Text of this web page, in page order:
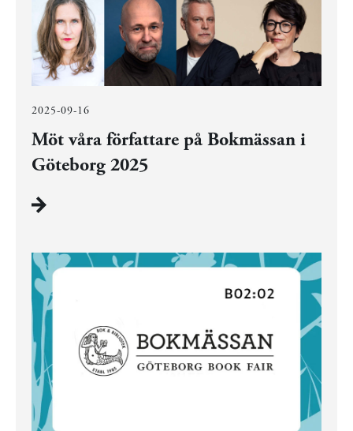
2025-09-16
Möt våra författare på Bokmässan i
Göteborg 2025